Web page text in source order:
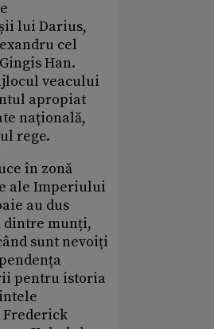
lui Darius,
cel
Han.
veacului
apropiat
națională,
rege.
în zonă
ale Imperiului
au dus
dintre munți,
sunt nevoiți
pentru istoria